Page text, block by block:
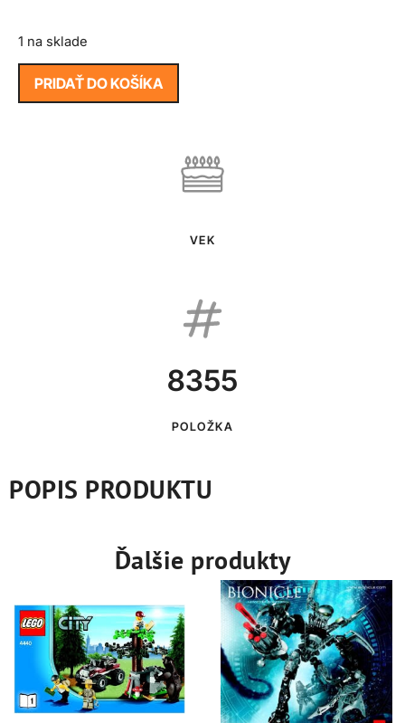
1 na sklade
PRIDAŤ DO KOŠÍKA
VEK
8355
POLOŽKA
POPIS PRODUKTU
Ďalšie produkty